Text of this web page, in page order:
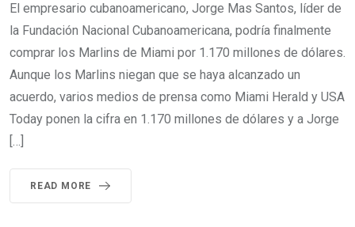
El empresario cubanoamericano, Jorge Mas Santos, líder de
la Fundación Nacional Cubanoamericana, podría finalmente
comprar los Marlins de Miami por 1.170 millones de dólares.
Aunque los Marlins niegan que se haya alcanzado un
acuerdo, varios medios de prensa como Miami Herald y USA
Today ponen la cifra en 1.170 millones de dólares y a Jorge
[…]
READ MORE